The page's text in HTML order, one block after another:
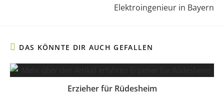
Elektroingenieur in Bayern
DAS KÖNNTE DIR AUCH GEFALLEN
Erzieher für Rüdesheim